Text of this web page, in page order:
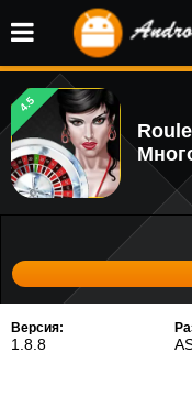
4.5
Версия:
1.8.8